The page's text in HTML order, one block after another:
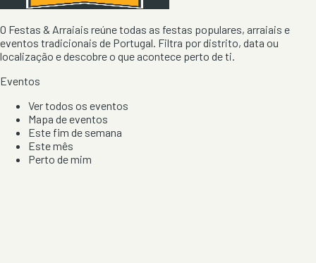
O Festas & Arraiais reúne todas as festas populares, arraiais e
eventos tradicionais de Portugal. Filtra por distrito, data ou
localização e descobre o que acontece perto de ti.
Eventos
Ver todos os eventos
Mapa de eventos
Este fim de semana
Este mês
Perto de mim